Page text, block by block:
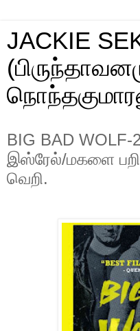
JACKIE
BIG BAD WOLF-
இஸ்ரேல்/மகளை
வெறி.